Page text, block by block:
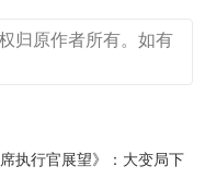
归原作者所有。如有
执行官展望》：大变局下